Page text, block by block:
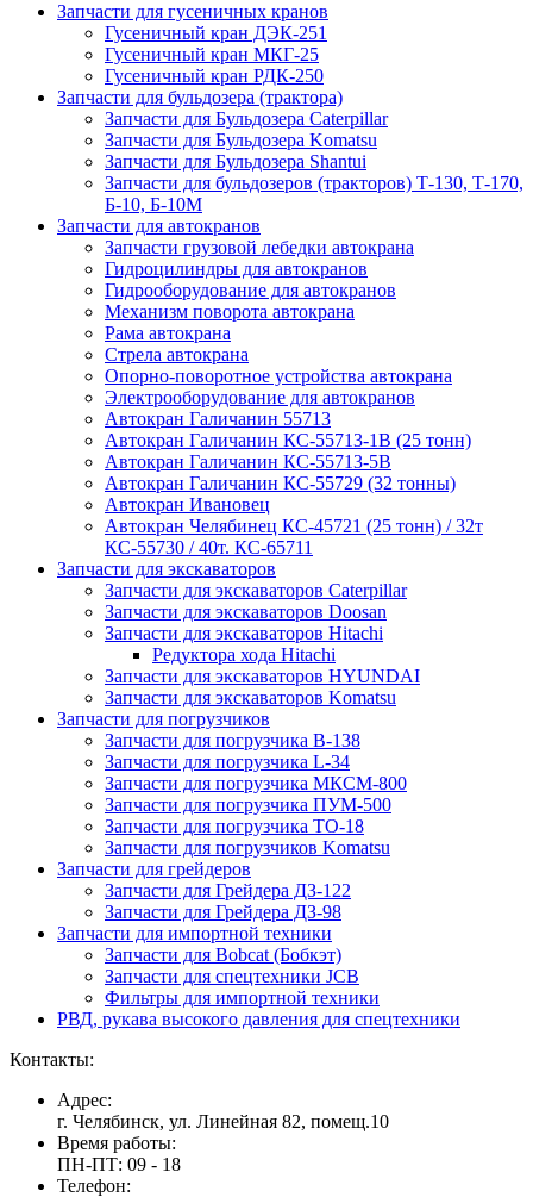
Запчасти для гусеничных кранов
Гусеничный кран ДЭК-251
Гусеничный кран МКГ-25
Гусеничный кран РДК-250
Запчасти для бульдозера (трактора)
Запчасти для Бульдозера Caterpillar
Запчасти для Бульдозера Komatsu
Запчасти для Бульдозера Shantui
Запчасти для бульдозеров (тракторов) Т-130, Т-170,
Б-10, Б-10М
Запчасти для автокранов
Запчасти грузовой лебедки автокрана
Гидроцилиндры для автокранов
Гидрооборудование для автокранов
Механизм поворота автокрана
Рама автокрана
Стрела автокрана
Опорно-поворотное устройства автокрана
Электрооборудование для автокранов
Автокран Галичанин 55713
Автокран Галичанин КС-55713-1В (25 тонн)
Автокран Галичанин КС-55713-5В
Автокран Галичанин КС-55729 (32 тонны)
Автокран Ивановец
Автокран Челябинец КС-45721 (25 тонн) / 32т
КС-55730 / 40т. КС-65711
Запчасти для экскаваторов
Запчасти для экскаваторов Caterpillar
Запчасти для экскаваторов Doosan
Запчасти для экскаваторов Hitachi
Редуктора хода Hitachi
Запчасти для экскаваторов HYUNDAI
Запчасти для экскаваторов Komatsu
Запчасти для погрузчиков
Запчасти для погрузчика B-138
Запчасти для погрузчика L-34
Запчасти для погрузчика МКСМ-800
Запчасти для погрузчика ПУМ-500
Запчасти для погрузчика ТО-18
Запчасти для погрузчиков Komatsu
Запчасти для грейдеров
Запчасти для Грейдера ДЗ-122
Запчасти для Грейдера ДЗ-98
Запчасти для импортной техники
Запчасти для Bobcat (Бобкэт)
Запчасти для спецтехники JCB
Фильтры для импортной техники
РВД, рукава высокого давления для спецтехники
Контакты:
Адрес:
г. Челябинск, ул. Линейная 82, помещ.10
Время работы:
ПН-ПТ: 09 - 18
Телефон: